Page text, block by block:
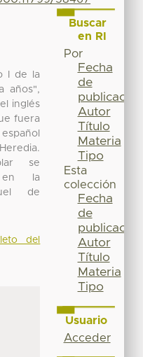
I de la
años",
inglés
fuera
se
en la
de
del
Buscar
en RI
Por
Fecha
de
publicación
Autor
Título
Materia
Tipo
Esta
colección
Fecha
de
publicación
Autor
Título
Materia
Tipo
Usuario
Acceder